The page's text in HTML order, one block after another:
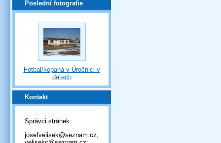
Poslední fotografie
Fotbal/kopaná v Úročnici v
datech
Kontakt
Správci stránek:
josefvelisek@seznam.cz;